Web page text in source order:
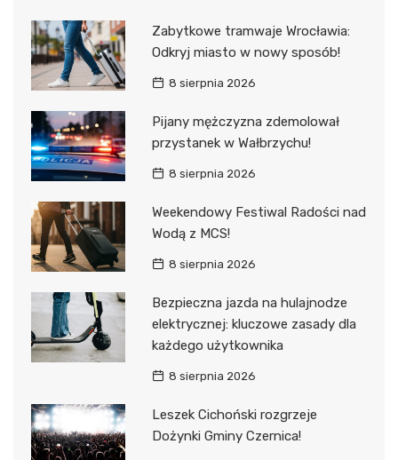
Zabytkowe tramwaje Wrocławia:
Odkryj miasto w nowy sposób!
8 sierpnia 2026
Pijany mężczyzna zdemolował
przystanek w Wałbrzychu!
8 sierpnia 2026
Weekendowy Festiwal Radości nad
Wodą z MCS!
8 sierpnia 2026
Bezpieczna jazda na hulajnodze
elektrycznej: kluczowe zasady dla
każdego użytkownika
8 sierpnia 2026
Leszek Cichoński rozgrzeje
Dożynki Gminy Czernica!